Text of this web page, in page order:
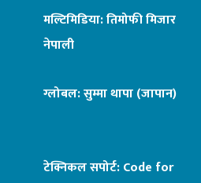
मल्टिमिडिया: तिमोफी मिजार
नेपाली
ग्लोबल: सुम्मा थापा (जापान)
टेक्निकल सपोर्ट:Code for